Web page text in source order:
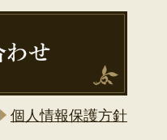
個人情報保護方針